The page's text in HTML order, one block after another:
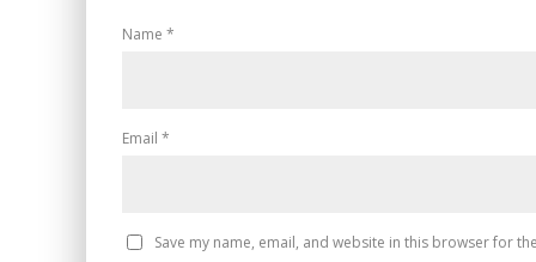
Name *
Email *
Save my name, email, and website in this browser for